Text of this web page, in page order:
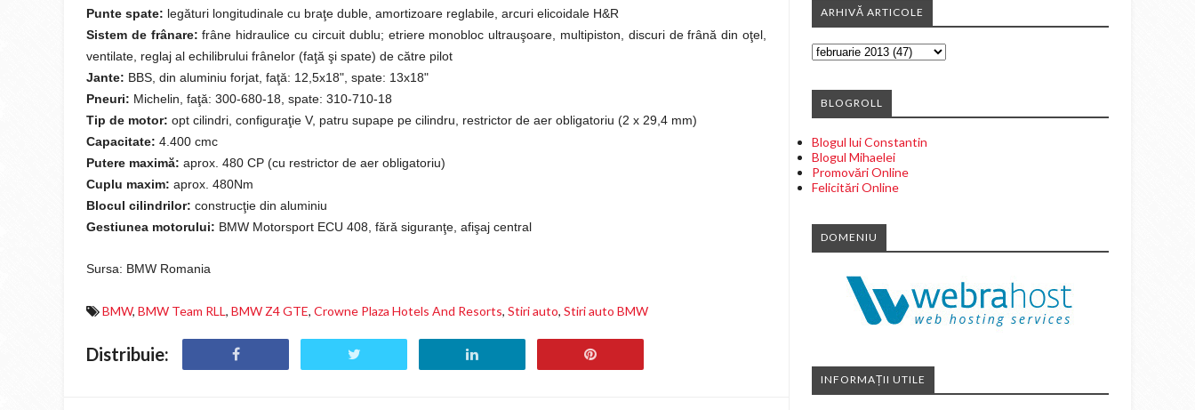
Punte spate: legături longitudinale cu braţe duble, amortizoare reglabile, arcuri elicoidale H&R
Sistem de frânare:frâne hidraulice cu circuit dublu; etriere monobloc ultrauşoare, multipiston, discuri de frână din oţel,
ventilate, reglaj al echilibrului frânelor (faţă şi spate) de către pilot
Jante: BBS, din aluminiu forjat, faţă: 12,5x18", spate: 13x18"
Pneuri: Michelin, faţă: 300-680-18, spate: 310-710-18
Tip de motor: opt cilindri, configuraţie V, patru supape pe cilindru, restrictor de aer obligatoriu (2 x 29,4 mm)
Capacitate: 4.400 cmc
Putere maximă: aprox. 480 CP (cu restrictor de aer obligatoriu)
Cuplu maxim: aprox. 480Nm
Blocul cilindrilor: construcţie din aluminiu
Gestiunea motorului: BMW Motorsport ECU 408, fără siguranţe, afişaj central
Sursa: BMW Romania
BMW, BMW Team RLL, BMW Z4 GTE, Crowne Plaza Hotels And Resorts, Stiri auto, Stiri auto BMW
Distribuie:
ARHIVĂ ARTICOLE
BLOGROLL
Blogul lui Constantin
Blogul Mihaelei
Promovări Online
Felicitări Online
DOMENIU
INFORMAȚII UTILE